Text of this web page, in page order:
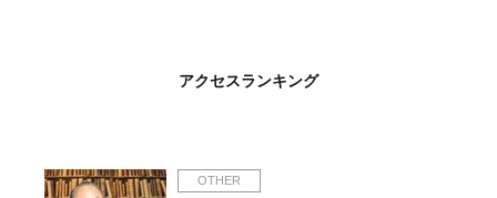
アクセスランキング
OTHER